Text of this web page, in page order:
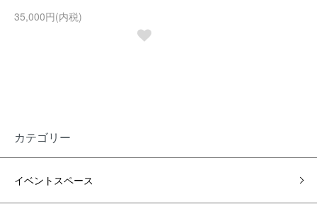
35,000円(内税)
カテゴリー
イベントスペース